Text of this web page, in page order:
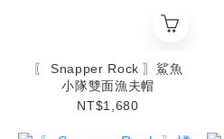
〖 Snapper Rock 〗鯊魚
小隊雙面漁夫帽
NT$1,680